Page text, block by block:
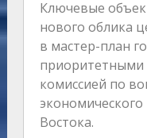
Ключевые
нового облика
в мастер-план
приоритетными
комиссией по
Востока.